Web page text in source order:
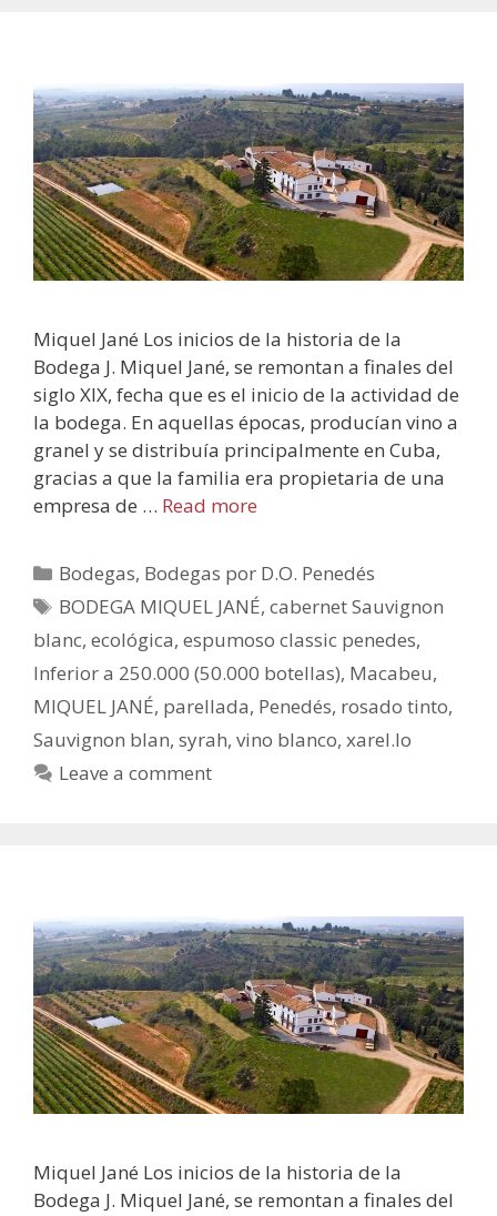
Miquel Jané Los inicios de la historia de la
Bodega J. Miquel Jané, se remontan a finales del
siglo XIX, fecha que es el inicio de la actividad de
la bodega. En aquellas épocas, producían vino a
granel y se distribuía principalmente en Cuba,
gracias a que la familia era propietaria de una
empresa de … Read more
Bodegas, Bodegas por D.O. Penedés
BODEGA MIQUEL JANÉ,cabernet Sauvignon
blanc, ecológica, espumoso classic penedes,
Inferior a 250.000 (50.000 botellas), Macabeu,
MIQUEL JANÉ, parellada, Penedés, rosado tinto,
Sauvignon blan, syrah, vino blanco, xarel.lo
Leave a comment
Miquel Jané Los inicios de la historia de la
Bodega J. Miquel Jané, se remontan a finales del